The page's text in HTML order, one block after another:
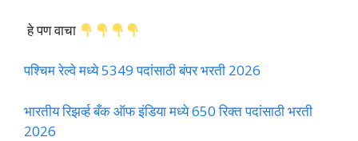
हे पण वाचा
पश्चिम रेल्वे मध्ये 5349 पदांसाठी बंपर भरती 2026
भारतीय रिझर्व्ह बँक ऑफ इंडिया मध्ये 650 रिक्त पदांसाठी भरती
2026